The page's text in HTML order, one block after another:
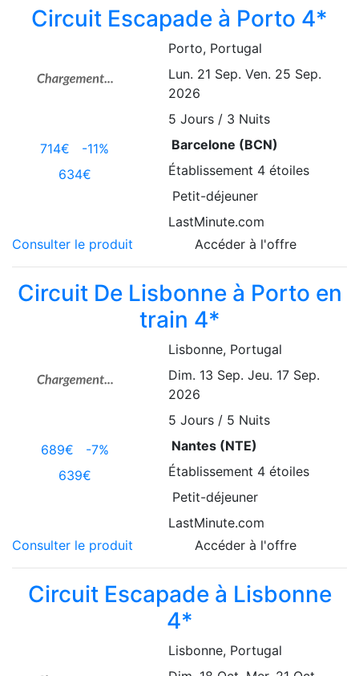
Circuit Escapade à Porto 4*
714€ -11%
634€
Porto, Portugal
Lun. 21 Sep. Ven. 25 Sep.
2026
5 Jours / 3 Nuits
Barcelone (BCN)
Établissement 4 étoiles
Petit-déjeuner
LastMinute.com
Consulter le produit
Accéder à l'offre
Circuit De Lisbonne à Porto en
train 4*
689€ -7%
639€
Lisbonne, Portugal
Dim. 13 Sep. Jeu. 17 Sep.
2026
5 Jours / 5 Nuits
Nantes (NTE)
Établissement 4 étoiles
Petit-déjeuner
LastMinute.com
Consulter le produit
Accéder à l'offre
Circuit Escapade à Lisbonne
4*
Lisbonne, Portugal